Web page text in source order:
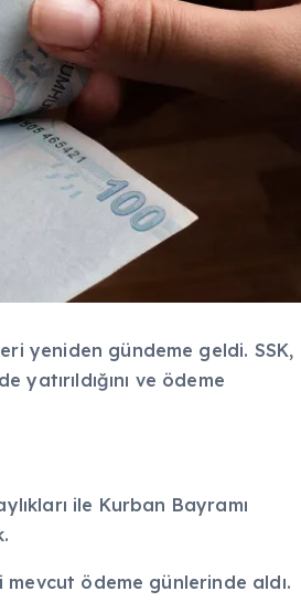
yeniden gündeme geldi. SSK,
yatırıldığını ve ödeme
ile Kurban Bayramı
mevcut ödeme günlerinde aldı.